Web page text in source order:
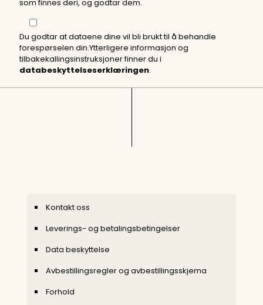
som finnes deri, og godtar dem.
Du godtar at dataene dine vil bli brukt til å behandle
forespørselen din.Ytterligere informasjon og
tilbakekallingsinstruksjoner finner du i
databeskyttelseserklæringen.
Kontakt oss
Leverings- og betalingsbetingelser
Data beskyttelse
Avbestillingsregler og avbestillingsskjema
Forhold